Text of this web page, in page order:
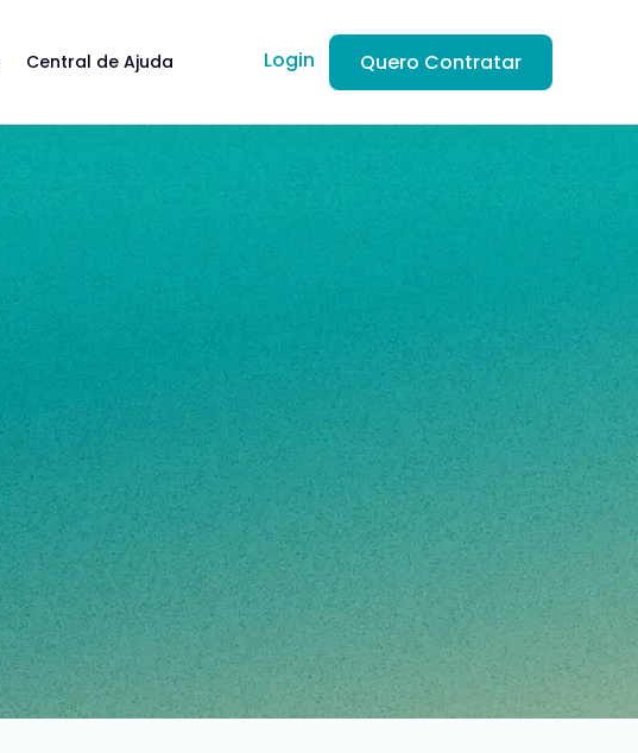
Central de Ajuda Login Quero Contratar